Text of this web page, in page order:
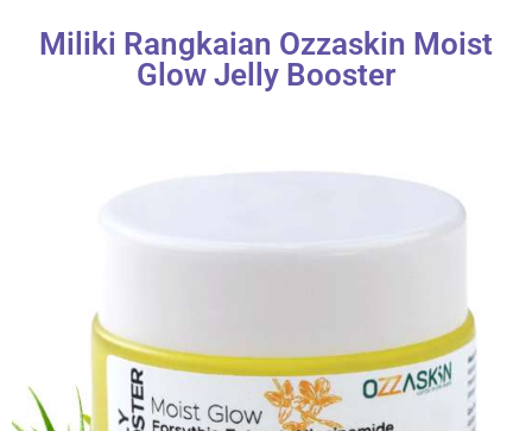
Miliki Rangkaian Ozzaskin Moist
Glow Jelly Booster